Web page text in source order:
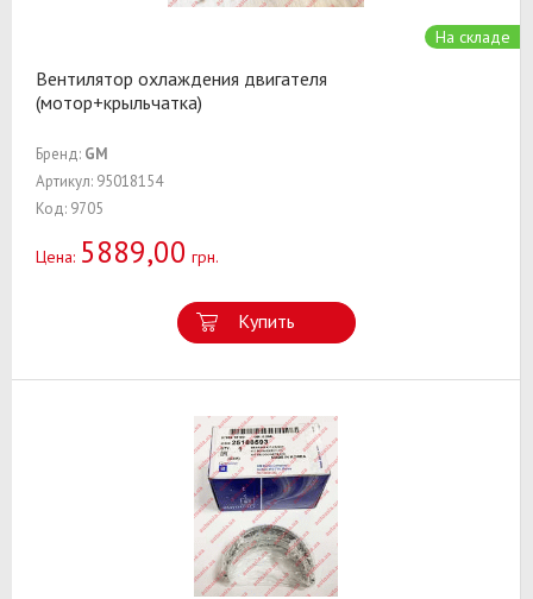
На складе
Вентилятор охлаждения двигателя
(мотор+крыльчатка)
Бренд: GM
Артикул: 95018154
Код: 9705
Цена: 5889,00 грн.
Купить